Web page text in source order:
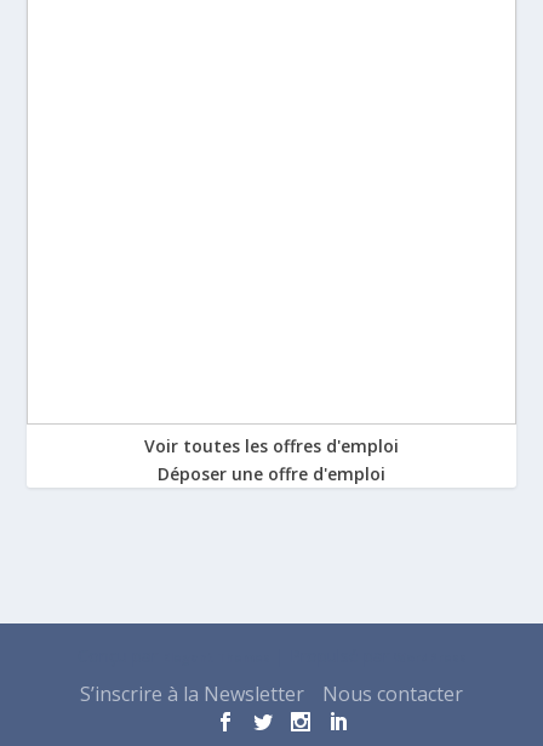
Voir toutes les offres d'emploi
Déposer une offre d'emploi
S’inscrire à la Newsletter Nous contacter